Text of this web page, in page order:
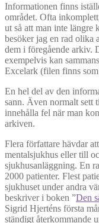
Informationen finns
området. Ofta
ut så att man inte längre
besöker jag en rad olika
dem i föregående arkiv.
exempelvis kan
Excelark (filen finns
En hel del av den
sann. Även normalt sett
innehålla fel när man
arkiven.
Flera författare hävdar
mentalsjukhus eller till
sjukhusanläggning. En
2000 patienter. Flest
sjukhuset under andra
beskriver i boken ”Den
Sigrid Hjerténs första
ständigt återkommande